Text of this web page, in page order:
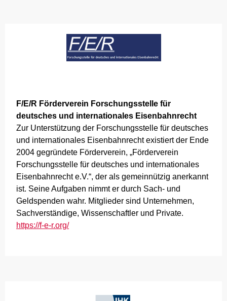
F/E/R Förderverein Forschungsstelle für
deutsches und internationales Eisenbahnrecht
Zur Unterstützung der Forschungsstelle für deutsches
und internationales Eisenbahnrecht existiert der Ende
2004 gegründete Förderverein, „Förderverein
Forschungsstelle für deutsches und internationales
Eisenbahnrecht e.V.“, der als gemeinnützig anerkannt
ist. Seine Aufgaben nimmt er durch Sach- und
Geldspenden wahr. Mitglieder sind Unternehmen,
Sachverständige, Wissenschaftler und Private.
https://f-e-r.org/